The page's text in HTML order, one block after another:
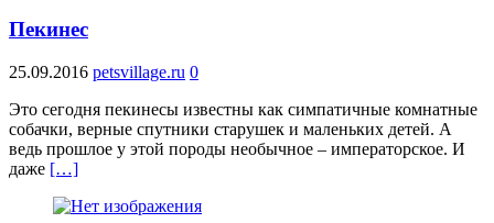
Пекинес
25.09.2016 petsvillage.ru 0
Это сегодня пекинесы известны как симпатичные комнатные
собачки, верные спутники старушек и маленьких детей. А
ведь прошлое у этой породы необычное – императорское. И
даже […]